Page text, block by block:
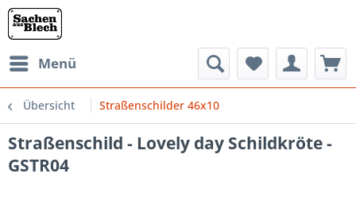
Menü
Übersicht Straßenschilder 46x10
Straßenschild - Lovely day Schildkröte -
GSTR04